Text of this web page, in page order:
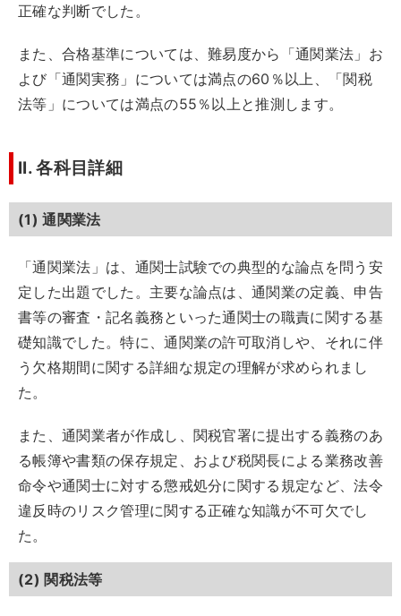
正確な判断でした。
また、合格基準については、難易度から「通関業法」お
よび「通関実務」については満点の60％以上、「関税
法等」については満点の55％以上と推測します。
II. 各科目詳細
(1) 通関業法
「通関業法」は、通関士試験での典型的な論点を問う安
定した出題でした。主要な論点は、通関業の定義、申告
書等の審査・記名義務といった通関士の職責に関する基
礎知識でした。特に、通関業の許可取消しや、それに伴
う欠格期間に関する詳細な規定の理解が求められまし
た。
また、通関業者が作成し、関税官署に提出する義務のあ
る帳簿や書類の保存規定、および税関長による業務改善
命令や通関士に対する懲戒処分に関する規定など、法令
違反時のリスク管理に関する正確な知識が不可欠でし
た。
(2) 関税法等